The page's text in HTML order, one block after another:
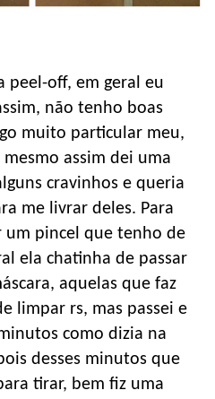
peel-off, em geral eu
não tenho boas
muito particular meu,
assim dei uma
cravinhos e queria
me livrar deles. Para
um pincel que tenho de
ela chatinha de passar
aquelas que faz
limpar rs, mas passei e
como dizia na
desses minutos que
tirar, bem fiz uma